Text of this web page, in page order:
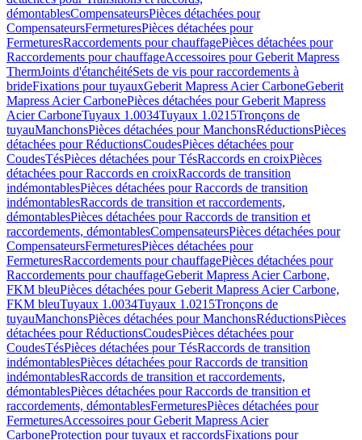
démontablesCompensateursPièces détachées pour
CompensateursFermeturesPièces détachées pour
FermeturesRaccordements pour chauffagePièces détachées pour
Raccordements pour chauffageAccessoires pour Geberit Mapress
ThermJoints d'étanchéitéSets de vis pour raccordements à
brideFixations pour tuyauxGeberit Mapress Acier CarboneGeberit
Mapress Acier CarbonePièces détachées pour Geberit Mapress
Acier CarboneTuyaux 1.0034Tuyaux 1.0215Tronçons de
tuyauManchonsPièces détachées pour ManchonsRéductionsPièces
détachées pour RéductionsCoudesPièces détachées pour
CoudesTésPièces détachées pour TésRaccords en croixPièces
détachées pour Raccords en croixRaccords de transition
indémontablesPièces détachées pour Raccords de transition
indémontablesRaccords de transition et raccordements,
démontablesPièces détachées pour Raccords de transition et
raccordements, démontablesCompensateursPièces détachées pour
CompensateursFermeturesPièces détachées pour
FermeturesRaccordements pour chauffagePièces détachées pour
Raccordements pour chauffageGeberit Mapress Acier Carbone,
FKM bleuPièces détachées pour Geberit Mapress Acier Carbone,
FKM bleuTuyaux 1.0034Tuyaux 1.0215Tronçons de
tuyauManchonsPièces détachées pour ManchonsRéductionsPièces
détachées pour RéductionsCoudesPièces détachées pour
CoudesTésPièces détachées pour TésRaccords de transition
indémontablesPièces détachées pour Raccords de transition
indémontablesRaccords de transition et raccordements,
démontablesPièces détachées pour Raccords de transition et
raccordements, démontablesFermeturesPièces détachées pour
FermeturesAccessoires pour Geberit Mapress Acier
CarboneProtection pour tuyaux et raccordsFixations pour